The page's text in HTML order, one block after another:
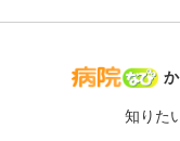
知りた